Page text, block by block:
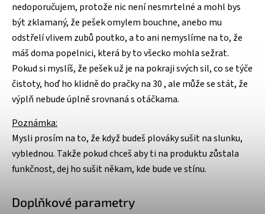
nedoporučujem, protože nic není nesmrtelné a mohl bys
být zklamaný, že pešek omylem bouchne, anebo mu
odstřelí vlivem zubů poutko, a to ani nemyslíme na to, že
máš doma popelnici, která by to všecko mohla sežrat.
Pokud si myslíš, že pešek už je na pokraji svých sil, co se týče
čistoty, hoď ho klidně do pračky na 30 , ale může se stát, že
výplň nebude úplně srovnaná s otáčkama.
Poznámka:
Mysli prosím na to, že když budeš plováky sušit na slunku,
vyblednou. Takže pokud chceš aby ti na produktu zůstala
funkčnost, dej ho sušit někam, kde bude ve stínu.
Doplňkové parametry